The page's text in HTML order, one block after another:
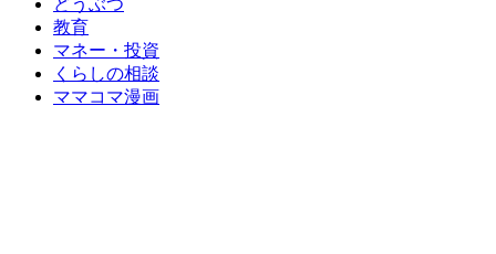
教育
マネー・投資
くらしの相談
ママコマ漫画